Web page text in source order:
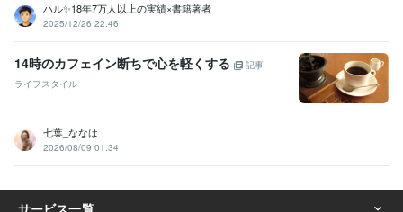
ハル✨18年7万人以上の実績×書籍著者
2025/12/26 22:46
14時のカフェイン断ちで心を軽くする
記事
ライフスタイル
七葉_ななは
2026/08/09 01:34